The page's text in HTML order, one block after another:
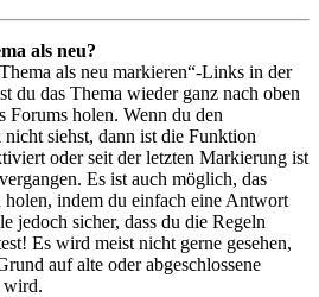
als neu?
als neu markieren“-Links in der
du das Thema wieder ganz nach oben
Forums holen. Wenn du den
siehst, dann ist die Funktion
oder seit der letzten Markierung ist
Es ist auch möglich, das
holen, indem du einfach eine Antwort
jedoch sicher, dass du die Regeln
Es wird meist nicht gerne gesehen,
auf alte oder abgeschlossene
wird.